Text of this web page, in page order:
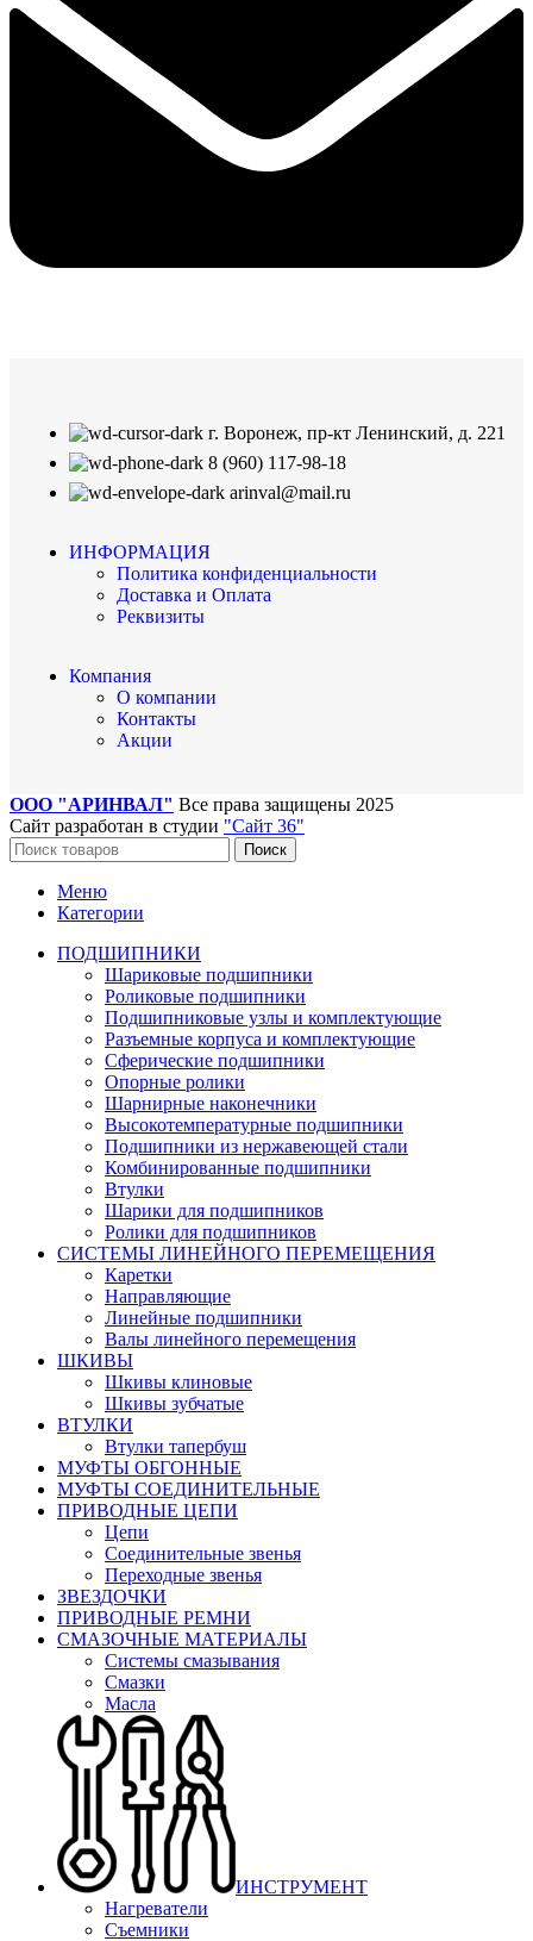
г. Воронеж, пр-кт Ленинский, д. 221
8 (960) 117-98-18
arinval@mail.ru
ИНФОРМАЦИЯ
Политика конфиденциальности
Доставка и Оплата
Реквизиты
Компания
О компании
Контакты
Акции
ООО "АРИНВАЛ" Все права защищены 2025
Сайт разработан в студии "Сайт 36"
Поиск
Меню
Категории
ПОДШИПНИКИ
Шариковые подшипники
Роликовые подшипники
Подшипниковые узлы и комплектующие
Разъемные корпуса и комплектующие
Сферические подшипники
Опорные ролики
Шарнирные наконечники
Высокотемпературные подшипники
Подшипники из нержавеющей стали
Комбинированные подшипники
Втулки
Шарики для подшипников
Ролики для подшипников
СИСТЕМЫ ЛИНЕЙНОГО ПЕРЕМЕЩЕНИЯ
Каретки
Направляющие
Линейные подшипники
Валы линейного перемещения
ШКИВЫ
Шкивы клиновые
Шкивы зубчатые
ВТУЛКИ
Втулки тапербуш
МУФТЫ ОБГОННЫЕ
МУФТЫ СОЕДИНИТЕЛЬНЫЕ
ПРИВОДНЫЕ ЦЕПИ
Цепи
Соединительные звенья
Переходные звенья
ЗВЕЗДОЧКИ
ПРИВОДНЫЕ РЕМНИ
СМАЗОЧНЫЕ МАТЕРИАЛЫ
Системы смазывания
Смазки
Масла
ИНСТРУМЕНТ
Нагреватели
Съемники